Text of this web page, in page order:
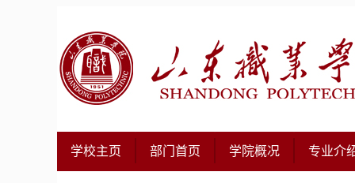
学校主页 部门首页 学院概况 专业介